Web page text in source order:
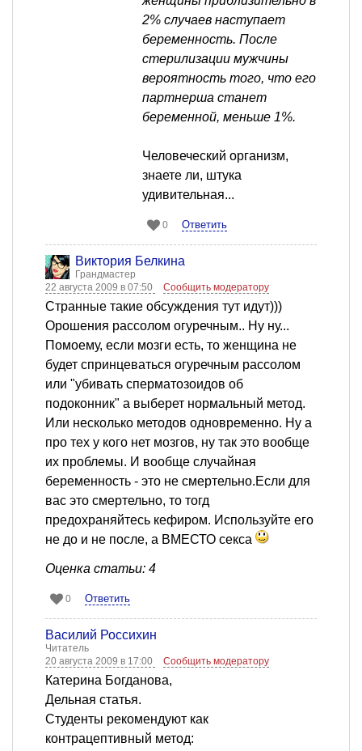
2% случаев наступает
беременность. После
стерилизации мужчины
вероятность того, что его
партнерша станет
беременной, меньше 1%.
Человеческий организм,
знаете ли, штука
удивительная...
0 Ответить
Виктория Белкина
Грандмастер
22 августа 2009 в 07:50
Сообщить модератору
Странные такие обсуждения тут идут)))
Орошения рассолом огуречным.. Ну ну...
Помоему, если мозги есть, то женщина не
будет спринцеваться огуречным рассолом
или "убивать сперматозоидов об
подоконник" а выберет нормальный метод.
Или несколько методов одновременно. Ну а
про тех у кого нет мозгов, ну так это вообще
их проблемы. И вообще случайная
беременность - это не смертельно.Если для
вас это смертельно, то тогд
предохраняйтесь кефиром. Используйте его
не до и не после, а ВМЕСТО секса
Оценка статьи: 4
0 Ответить
Василий Россихин
Читатель
20 августа 2009 в 17:00
Сообщить модератору
Катерина Богданова,
Дельная статья.
Студенты рекомендуют как
контрацептивный метод: